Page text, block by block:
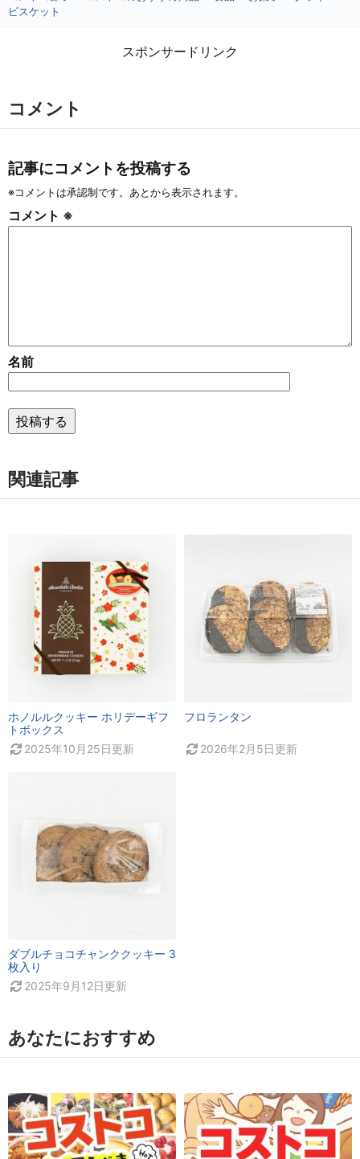
ビスケット
スポンサードリンク
コメント
記事にコメントを投稿する
※コメントは承認制です。あとから表示されます。
コメント ※
名前
関連記事
ホノルルクッキー ホリデーギフ
トボックス
2025年10月25日更新
フロランタン
2026年2月5日更新
ダブルチョコチャンククッキー 3
枚入り
2025年9月12日更新
あなたにおすすめ